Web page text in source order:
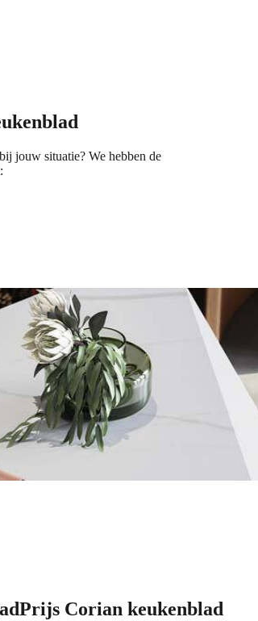
jouw situatie? We hebben de
Prijs Corian keukenblad